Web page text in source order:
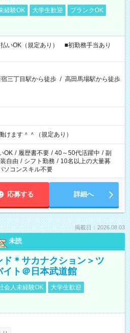
経験OK 大学生歓迎
ブランクOK
いOK（規定あり） ■初勤務手当あり
三丁目駅から徒歩 / 高田馬場駅から徒歩
ます＾＾（規定あり）
OK / 履歴書不要 / 40～50代活躍中 / 副
自由 / シフト勤務 / 10名以上の大量募
ソコンスキル不要
応募する 詳細へ
掲載日：2026.08.03
未読
ド＊サカナクション＞ツ
ト＠日本武道館
会人未経験OK
大学生歓迎